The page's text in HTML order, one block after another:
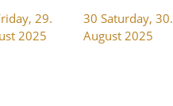
29.
2025
30 Saturday, 30.
August 2025